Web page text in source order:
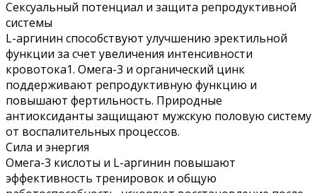
Сексуальный потенциал и защита репродуктивной
системы
L-аргинин способствуют улучшению эректильной
функции за счет увеличения интенсивности
кровотока1. Омега-3 и органический цинк
поддерживают репродуктивную функцию и
повышают фертильность. Природные
антиоксиданты защищают мужскую половую систему
от воспалительных процессов.
Сила и энергия
Омега-3 кислоты и L-аргинин повышают
эффективность тренировок и общую